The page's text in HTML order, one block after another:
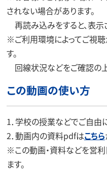
されない場合があります。
再読み込みをすると、表示
※ご利用環境によってご視
す。
回線状況などをご確認の上
この動画の使い方
1．学校の授業などでご自由
2．動画内の資料pdfはこちら
※この動画・資料などを営
ます。